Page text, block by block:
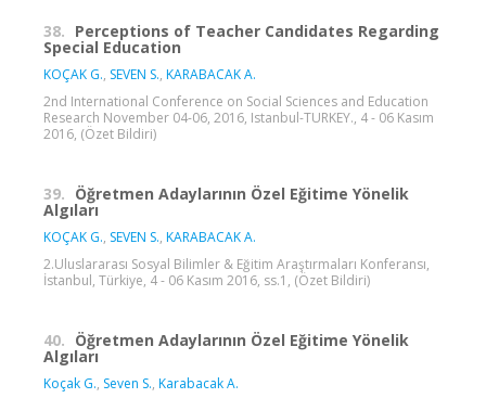
38. Perceptions of Teacher Candidates Regarding
Special Education
KOÇAK G., SEVEN S., KARABACAK A.
2nd International Conference on Social Sciences and Education
Research November 04-06, 2016, Istanbul-TURKEY., 4 - 06 Kasım
2016, (Özet Bildiri)
39. Öğretmen Adaylarının Özel Eğitime Yönelik
Algıları
KOÇAK G., SEVEN S., KARABACAK A.
2.Uluslararası Sosyal Bilimler & Eğitim Araştırmaları Konferansı,
İstanbul, Türkiye, 4 - 06 Kasım 2016, ss.1, (Özet Bildiri)
40. Öğretmen Adaylarının Özel Eğitime Yönelik
Algıları
Koçak G., Seven S., Karabacak A.